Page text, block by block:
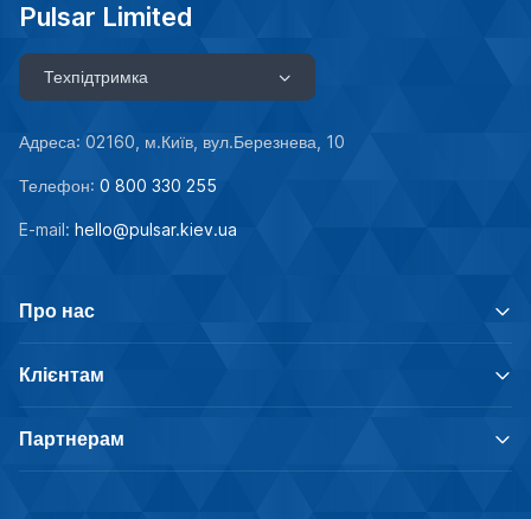
Pulsar Limited
Техпідтримка
Адреса: 02160, м.Київ, вул.Березнева, 10
Телефон: 0 800 330 255
E-mail: hello@pulsar.kiev.ua
Про нас
Клієнтам
Партнерам